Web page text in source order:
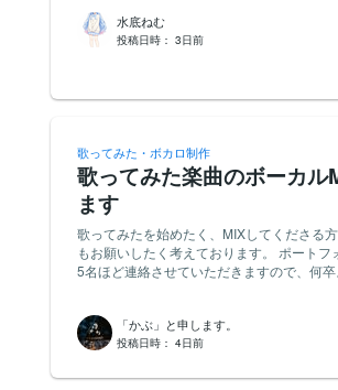
方。 ・宅録環境（マイク、録音ソフト等
・指示された内容を正確に理解し実行できる能力をお持ちの方。
のナレーション経験をお持ちの方。 ・プ
言だけで どんな夜でも眠れたんだ 遠く離れたこ
増える思い出 写真も通話も宝物 だけど本当の君の手
は 最初に君の名前を呼ぶよ 画面越しじゃ伝えきれ
水底ねむ
投稿日時： 3日前
歌ってみた・ボカロ制作
歌ってみた楽曲のボーカ
ます
歌ってみたを始めたく、MIXしてくださる
もお願いしたく考えております。 ポートフ
5名ほど連絡させていただきますので、何卒
「かぶ」と申します。
投稿日時： 4日前